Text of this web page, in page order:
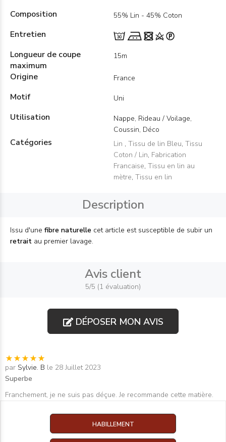
Composition 55% Lin - 45% Coton
Entretien
Longueur de coupe
maximum
15m
Origine France
Motif Uni
Utilisation
Nappe, Rideau / Voilage,
Coussin, Déco
Catégories Lin , Tissu de lin Bleu, Tissu
Coton / Lin, Fabrication
Francaise, Tissu en lin au
mètre, Tissu en lin
Description
Issu d'une fibre naturelle cet article est susceptible de subir un
retrait au premier lavage.
Avis client
5/5 (1 évaluation)
DÉPOSER MON AVIS
par Sylvie. B le 28 Juillet 2023
Superbe
Franchement, je ne suis pas déçue. Je recommande cette matière.
HABILLEMENT